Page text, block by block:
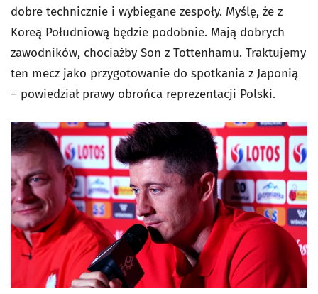
dobre technicznie i wybiegane zespoły. Myślę, że z
Koreą Południową będzie podobnie. Mają dobrych
zawodników, chociażby Son z Tottenhamu. Traktujemy
ten mecz jako przygotowanie do spotkania z Japonią
– powiedział prawy obrońca reprezentacji Polski.